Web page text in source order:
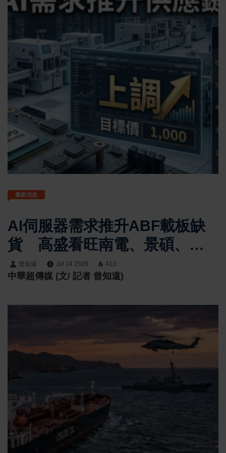
最新消息
AI伺服器需求推升ABF載板缺
貨 高盛看旺南電、景碩、欣
興與臻鼎至2028年
曾知遠 Jul 14 2026 413
中華超傳媒 (文/ 記者 曾知遠)